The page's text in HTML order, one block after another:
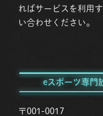
ればサービスを利用
い合わせください。
eスポーツ専
〒001-0017